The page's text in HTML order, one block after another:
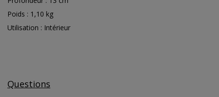
Poids : 1,10 kg
Utilisation : Intérieur
Questions